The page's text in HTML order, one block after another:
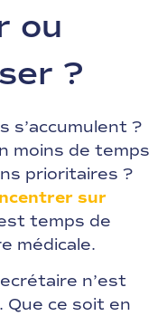
ou
?
s’accumulent ?
moins de temps
prioritaires ?
sur
temps de
médicale.
n’est
Que ce soit en